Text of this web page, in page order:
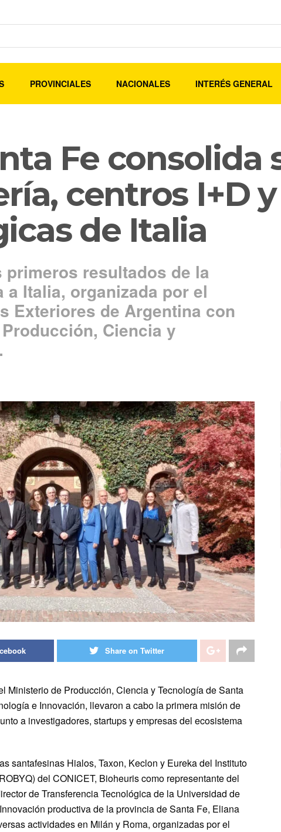
PROVINCIALES NACIONALES INTERÉS GENERAL
Fe consolida
centros I+D
de Italia
resultados de la
Italia, organizada por el
Exteriores de Argentina con
Ciencia y
Share on Twitter
Ministerio de Producción, Ciencia y Tecnología de Santa
e Innovación, llevaron a cabo la primera misión de
a investigadores, startups y empresas del ecosistema
santafesinas Hialos, Taxon, Keclon y Eureka del Instituto
del CONICET, Bioheuris como representante del
de Transferencia Tecnológica de la Universidad de
productiva de la provincia de Santa Fe, Eliana
actividades en Milán y Roma, organizadas por el